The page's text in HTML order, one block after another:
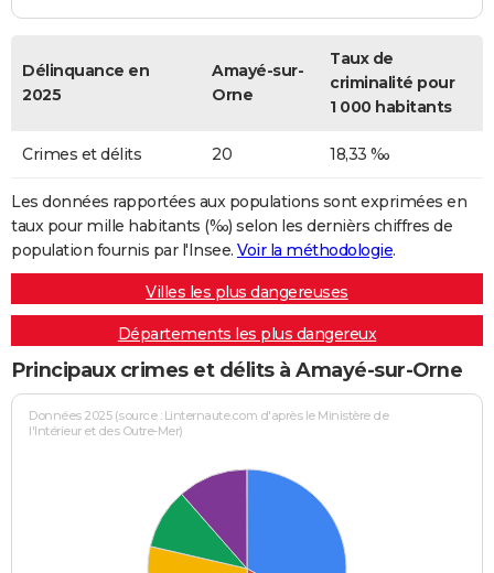
Délinquance en
2025
Amayé-sur-
Orne
Taux de
criminalité pour
1 000 habitants
Crimes et délits 20 18,33 ‰
Les données rapportées aux populations sont exprimées en
taux pour mille habitants (‰) selon les dernièrs chiffres de
population fournis par l'Insee. Voir la méthodologie.
Villes les plus dangereuses
Départements les plus dangereux
Principaux crimes et délits à Amayé-sur-Orne
Données 2025 (source : Linternaute.com d'après le Ministère de
l'Intérieur et des Outre-Mer)